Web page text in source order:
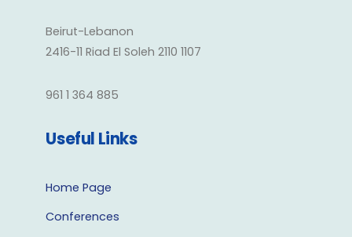
Beirut-Lebanon
2416-11 Riad El Soleh 2110 1107
961 1 364 885
Useful Links
Home Page
Conferences